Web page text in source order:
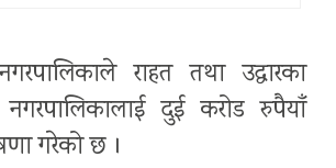
राहत तथा उद्धारका
दुई करोड रुपैयाँ
गरेको छ ।